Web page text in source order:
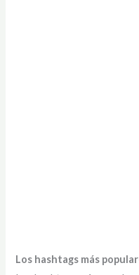
Los hashtags más